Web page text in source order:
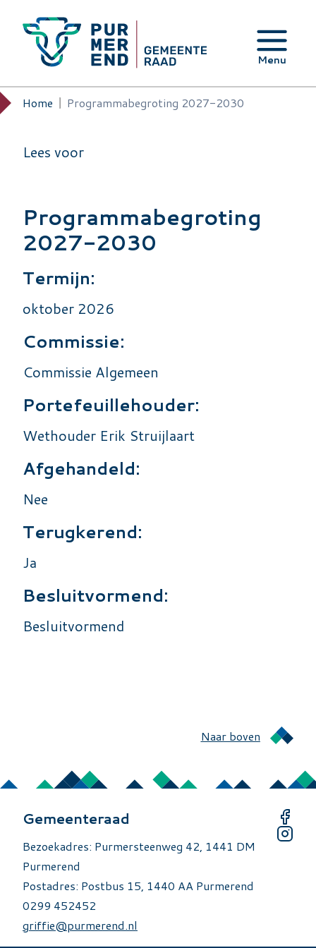
Menu
Kruimelpad
Home Programmabegroting 2027-2030
Lees voor
Programmabegroting
2027-2030
Termijn:
oktober 2026
Commissie:
Commissie Algemeen
Portefeuillehouder:
Wethouder Erik Struijlaart
Afgehandeld:
Nee
Terugkerend:
Ja
Besluitvormend:
Besluitvormend
Naar boven
Gemeenteraad
Bezoekadres: Purmersteenweg 42, 1441 DM
Purmerend
Postadres: Postbus 15, 1440 AA Purmerend
0299 452452
griffie@purmerend.nl